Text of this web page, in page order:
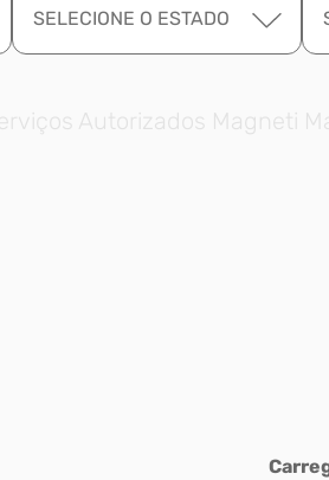
SELECIONE O ESTADO
Autorizados Magneti